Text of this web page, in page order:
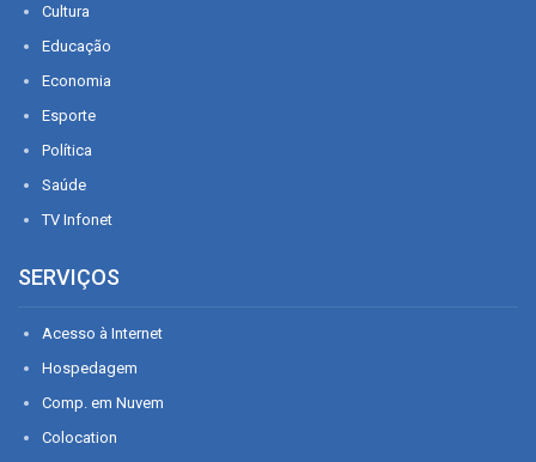
Cultura
Educação
Economia
Esporte
Política
Saúde
TV Infonet
SERVIÇOS
Acesso à Internet
Hospedagem
Comp. em Nuvem
Colocation